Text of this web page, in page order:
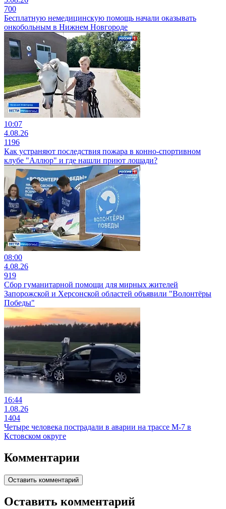
700
Бесплатную немедицинскую помощь начали оказывать
онкобольным в Нижнем Новгороде
10:07
4.08.26
1196
Как устраняют последствия пожара в конно-спортивном
клубе "Аллюр" и где нашли приют лошади?
08:00
4.08.26
919
Сбор гуманитарной помощи для мирных жителей
Запорожской и Херсонской областей объявили "Волонтёры
Победы"
16:44
1.08.26
1404
Четыре человека пострадали в аварии на трассе М-7 в
Кстовском округе
Комментарии
Оставить комментарий
Оставить комментарий